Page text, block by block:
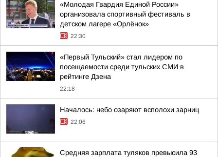
«Молодая Гвардия Единой России»
организовала спортивный фестиваль в
детском лагере «Орлёнок»
22:30
«Первый Тульский» стал лидером по
посещаемости среди тульских СМИ в
рейтинге Дзена
22:18
Началось: небо озаряют всполохи зарниц
22:06
Средняя зарплата туляков превысила 93